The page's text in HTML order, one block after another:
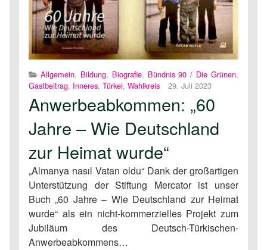
Allgemein, Bildung, Biografie, Bündnis 90 / Die Grünen,
Gastbeitrag, Inneres, Türkei, Wahlkreis 29. Juli 2023
Anwerbeabkommen: „60
Jahre – Wie Deutschland
zur Heimat wurde“
„Almanya nasıl Vatan oldu“ Dank der großartigen
Unterstützung der Stiftung Mercator ist unser
Buch „60 Jahre – Wie Deutschland zur Heimat
wurde“ als ein nicht-kommerzielles Projekt zum
Jubiläum des Deutsch-Türkischen-
Anwerbeabkommens…